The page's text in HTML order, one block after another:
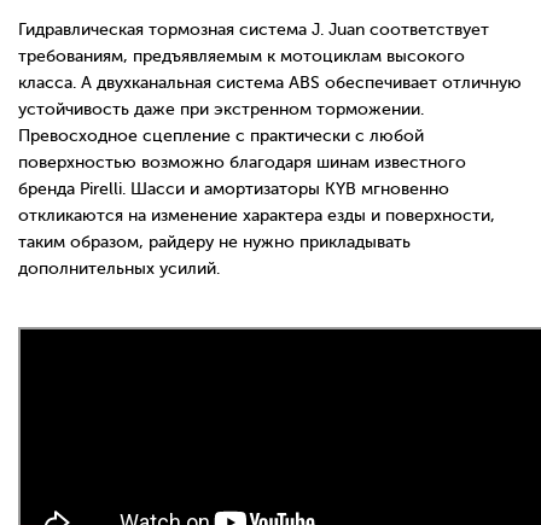
Гидравлическая тормозная система J. Juan соответствует
требованиям, предъявляемым к мотоциклам высокого
класса. А двухканальная система ABS обеспечивает отличную
устойчивость даже при экстренном торможении.
Превосходное сцепление с практически с любой
поверхностью возможно благодаря шинам известного
бренда Pirelli. Шасси и амортизаторы KYB мгновенно
откликаются на изменение характера езды и поверхности,
таким образом, райдеру не нужно прикладывать
дополнительных усилий.